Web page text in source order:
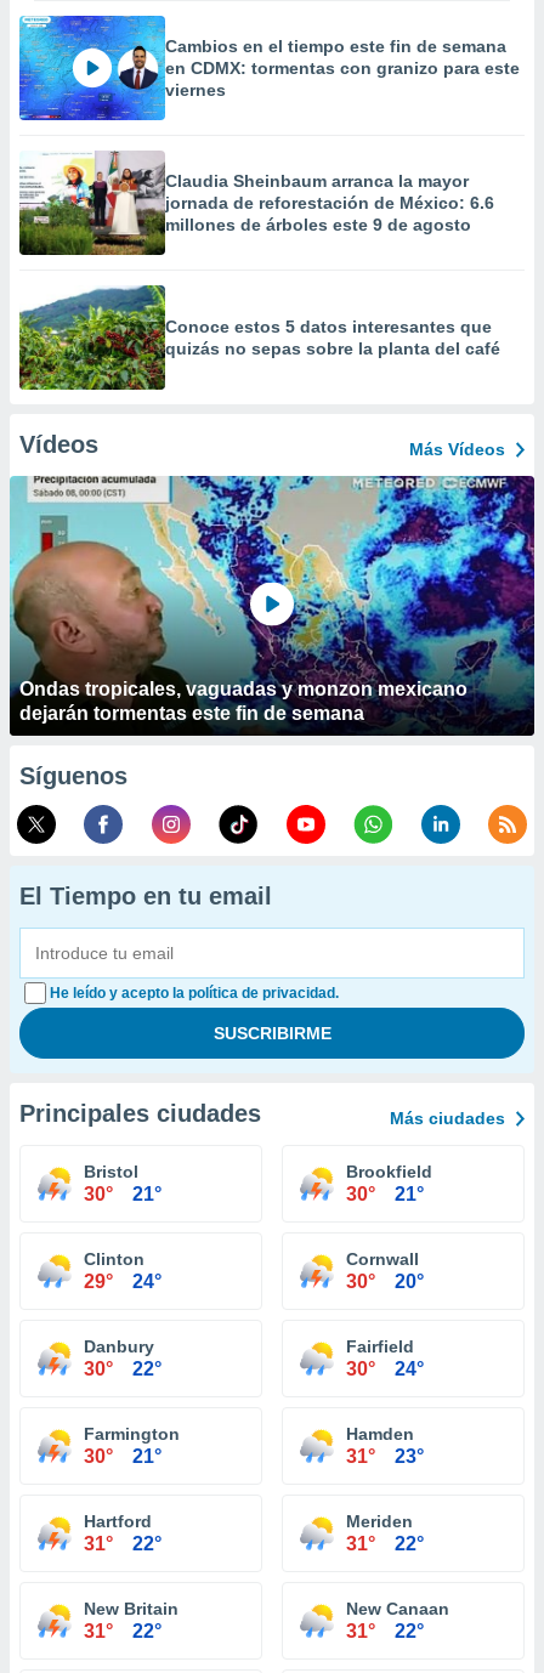
Cambios en el tiempo este fin de semana
en CDMX: tormentas con granizo para este
viernes
Claudia Sheinbaum arranca la mayor
jornada de reforestación de México: 6.6
millones de árboles este 9 de agosto
Conoce estos 5 datos interesantes que
quizás no sepas sobre la planta del café
Vídeos Más Vídeos
Ondas tropicales, vaguadas y monzon mexicano
dejarán tormentas este fin de semana
Síguenos
El Tiempo en tu email
He leído y acepto la política de privacidad.
Principales ciudades Más ciudades
Bristol
30° 21°
Brookfield
30° 21°
Clinton
29° 24°
Cornwall
30° 20°
Danbury
30° 22°
Fairfield
30° 24°
Farmington
30° 21°
Hamden
31° 23°
Hartford
31° 22°
Meriden
31° 22°
New Britain
31° 22°
New Canaan
31° 22°